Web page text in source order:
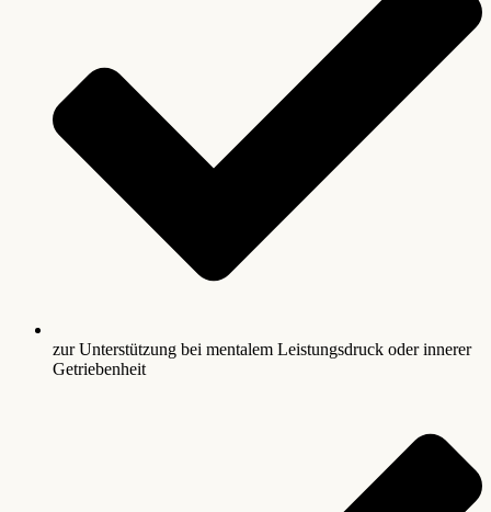
zur Unterstützung bei mentalem Leistungsdruck oder innerer
Getriebenheit